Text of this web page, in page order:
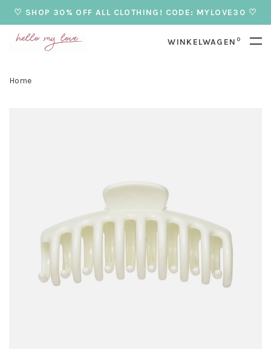
♡ SHOP 30% OFF ALL CLOTHING! CODE: MYLOVE30 ♡
WINKELWAGEN 0
Home